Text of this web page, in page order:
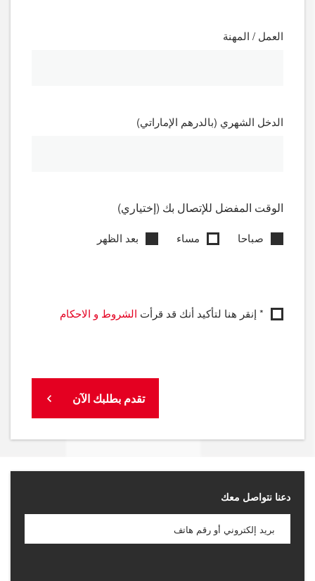
العمل / المهنة
الدخل الشهري (بالدرهم الإماراتي)
الوقت المفضل للإتصال بك (إختياري)
صباحا مساء بعد الظهر
* إنقر هنا لتأكيد أنك قد قرأت الشروط و الاحكام
تقدم بطلبك الآن
دعنا نتواصل معك